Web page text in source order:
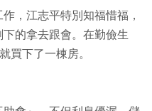
，江志平特別知福惜福，
的拿去跟會。在勤儉生
買下了一棟房。